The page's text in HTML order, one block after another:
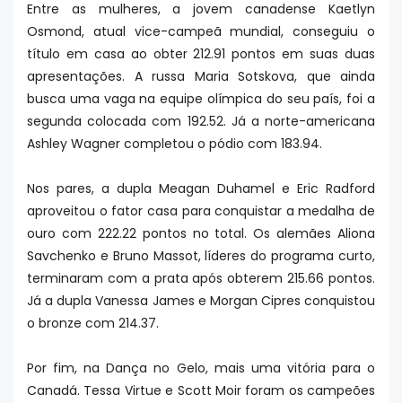
Entre as mulheres, a jovem canadense Kaetlyn
Osmond, atual vice-campeã mundial, conseguiu o
título em casa ao obter 212.91 pontos em suas duas
apresentações. A russa Maria Sotskova, que ainda
busca uma vaga na equipe olímpica do seu país, foi a
segunda colocada com 192.52. Já a norte-americana
Ashley Wagner completou o pódio com 183.94.
Nos pares, a dupla Meagan Duhamel e Eric Radford
aproveitou o fator casa para conquistar a medalha de
ouro com 222.22 pontos no total. Os alemães Aliona
Savchenko e Bruno Massot, líderes do programa curto,
terminaram com a prata após obterem 215.66 pontos.
Já a dupla Vanessa James e Morgan Cipres conquistou
o bronze com 214.37.
Por fim, na Dança no Gelo, mais uma vitória para o
Canadá. Tessa Virtue e Scott Moir foram os campeões